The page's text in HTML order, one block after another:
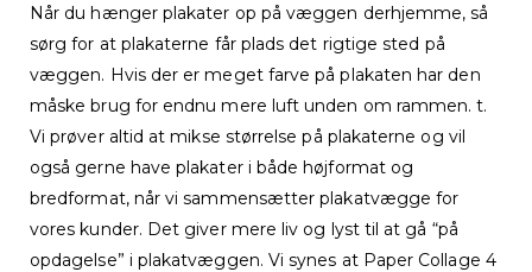
Når du hænger plakater op på væggen derhjemme, så
sørg for at plakaterne får plads det rigtige sted på
væggen. Hvis der er meget farve på plakaten har den
måske brug for endnu mere luft unden om rammen. t.
Vi prøver altid at mikse størrelse på plakaterne og vil
også gerne have plakater i både højformat og
bredformat, når vi sammensætter plakatvægge for
vores kunder. Det giver mere liv og lyst til at gå “på
opdagelse” i plakatvæggen. Vi synes at Paper Collage 4